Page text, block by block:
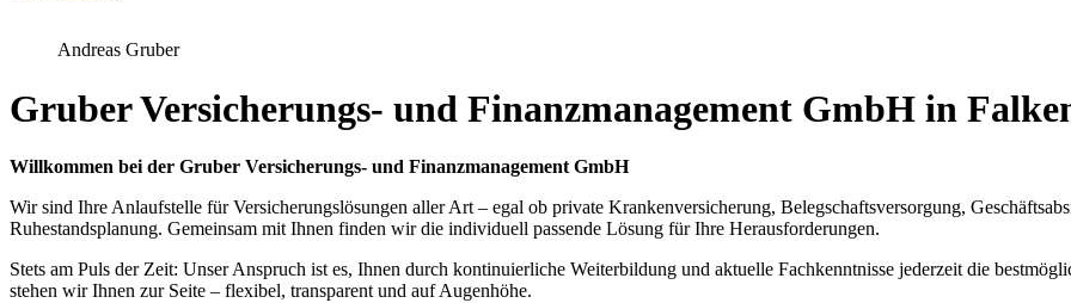
Andreas Gruber
Gruber Versicherungs- und Finanzmanagement GmbH in
Willkommen bei der Gruber Versicherungs- und Finanzmanagement GmbH
Wir sind Ihre Anlaufstelle für Versicherungslösungen aller Art – egal ob private Krankenversicherung, Belegschaftsversorgung,
Ruhestandsplanung. Gemeinsam mit Ihnen finden wir die individuell passende Lösung für Ihre Herausforderungen.
Stets am Puls der Zeit: Unser Anspruch ist es, Ihnen durch kontinuierliche Weiterbildung und aktuelle Fachkenntnisse jederzeit die
stehen wir Ihnen zur Seite – flexibel, transparent und auf Augenhöhe.